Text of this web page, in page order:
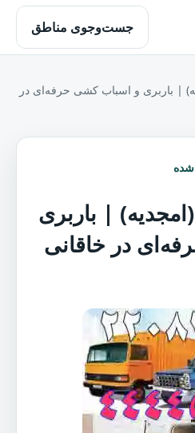
جست‌وجوی مناطق
| باربری و اسباب کشی حرفه‌ای در
(امجدیه) | باربری
در خاقانی